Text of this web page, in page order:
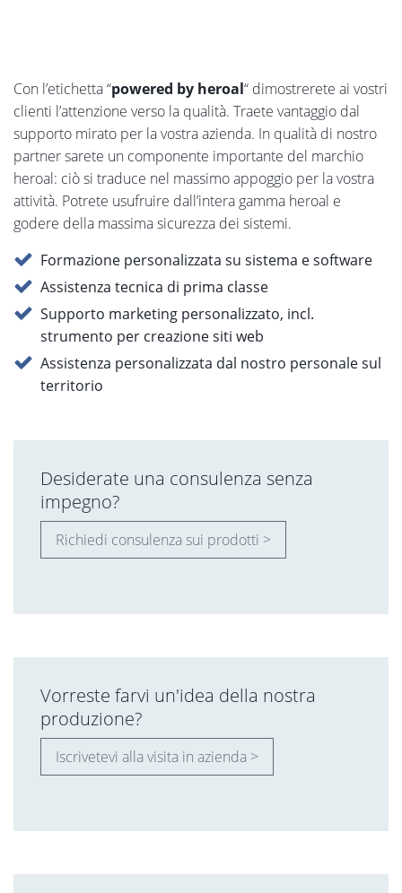
Con l’etichetta “powered by heroal“ dimostrerete ai vostri
clienti l’attenzione verso la qualità. Traete vantaggio dal
supporto mirato per la vostra azienda. In qualità di nostro
partner sarete un componente importante del marchio
heroal: ciò si traduce nel massimo appoggio per la vostra
attività. Potrete usufruire dall’intera gamma heroal e
godere della massima sicurezza dei sistemi.
Formazione personalizzata su sistema e software
Assistenza tecnica di prima classe
Supporto marketing personalizzato, incl.
strumento per creazione siti web
Assistenza personalizzata dal nostro personale sul
territorio
Desiderate una consulenza senza
impegno?
Richiedi consulenza sui prodotti >
Vorreste farvi un'idea della nostra
produzione?
Iscrivetevi alla visita in azienda >